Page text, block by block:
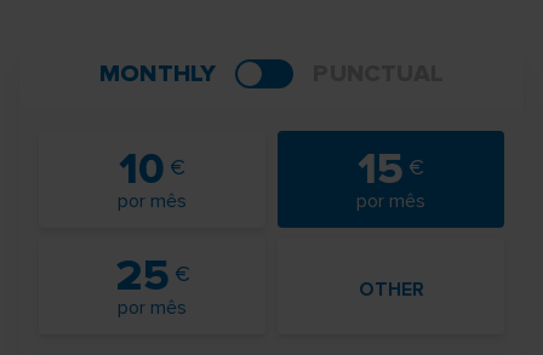
MONTHLY
10
por mês
15
por mês
25
por mês
OTHER